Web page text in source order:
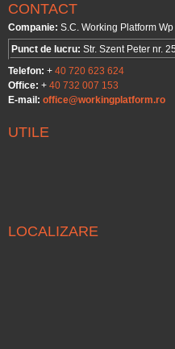
CONTACT
Companie: S.C. Working Platform
Punct de lucru: Str. Szent Peter nr.
Telefon: + 40 720 623 624
Office: + 40 732 007 153
E-mail: office@workingplatform.ro
UTILE
LOCALIZARE